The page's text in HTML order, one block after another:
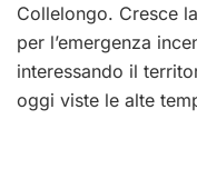
Collelongo. Cresce
per l’emergenza
interessando il
oggi viste le alte